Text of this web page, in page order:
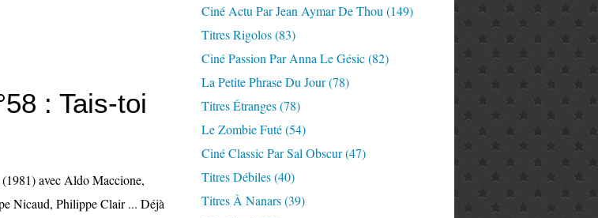
: Tais-toi
avec Aldo Maccione,
Nicaud, Philippe Clair ... Déjà
Ciné Actu Par Jean Aymar De Thou (149)
Titres Rigolos(83)
Ciné Passion Par Anna Le Gésic(82)
La Petite Phrase Du Jour(78)
Titres Étranges(78)
Le Zombie Futé(54)
Ciné Classic Par Sal Obscur(47)
Titres Débiles(40)
Titres À Nanars(39)